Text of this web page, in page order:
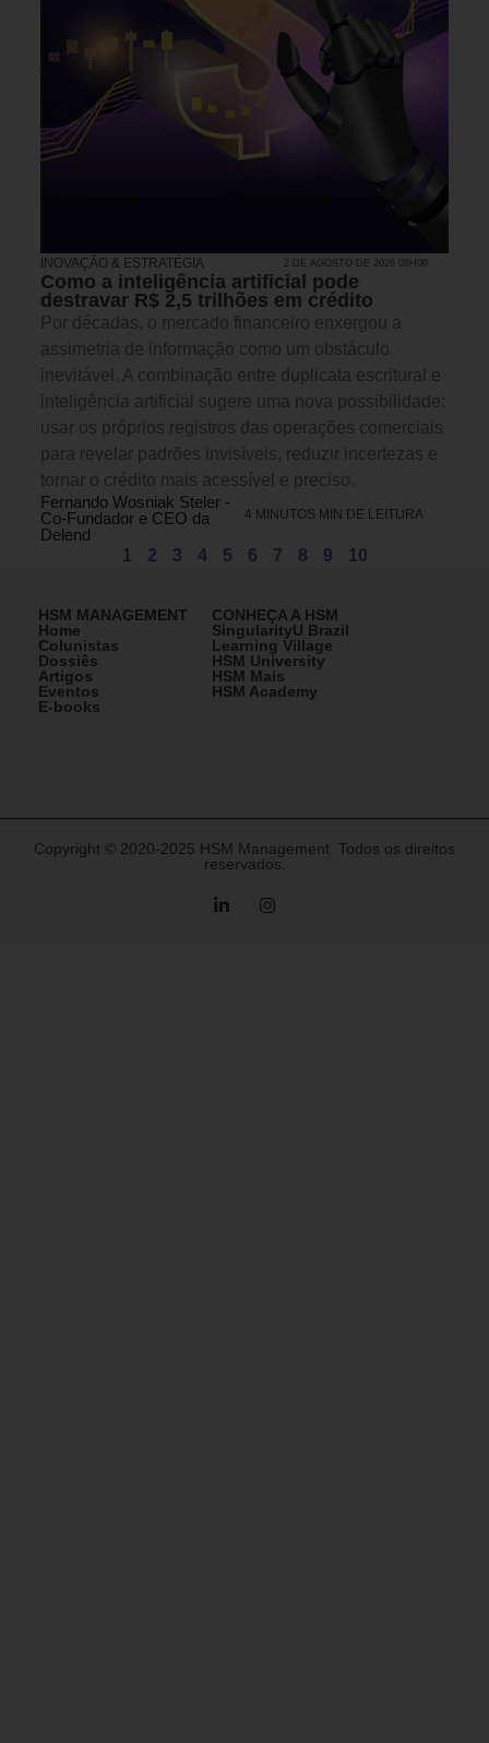
INOVAÇÃO & ESTRATÉGIA 2 DE AGOSTO DE 2026 08H00
Como a inteligência artificial pode
destravar R$ 2,5 trilhões em crédito
Por décadas, o mercado financeiro enxergou a
assimetria de informação como um obstáculo
inevitável. A combinação entre duplicata escritural e
inteligência artificial sugere uma nova possibilidade:
usar os próprios registros das operações comerciais
para revelar padrões invisíveis, reduzir incertezas e
tornar o crédito mais acessível e preciso.
Fernando Wosniak Steler -
Co-Fundador e CEO da
Delend
4 MINUTOS MIN DE LEITURA
1 2 3 4 5 6 7 8 9 10
HSM MANAGEMENT
Home
Colunistas
Dossiês
Artigos
Eventos
E-books
CONHEÇA A HSM
SingularityU Brazil
Learning Village
HSM University
HSM Mais
HSM Academy
Copyright © 2020-2025 HSM Management. Todos os direitos
reservados.